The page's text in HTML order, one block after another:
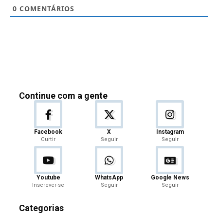
0 COMENTÁRIOS
Continue com a gente
Facebook
Curtir
X
Seguir
Instagram
Seguir
Youtube
Inscrever-se
WhatsApp
Seguir
Google News
Seguir
Categorias